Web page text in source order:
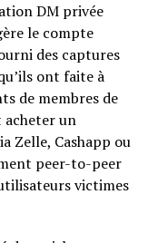
DM privée
le compte
des captures
ont faite à
de membres de
acheter un
Zelle, Cashapp ou
peer-to-peer
victimes